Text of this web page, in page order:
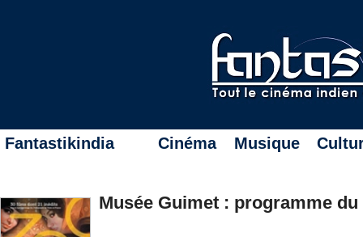
Fantastikindia Cinéma Musique
Musée Guimet : programme